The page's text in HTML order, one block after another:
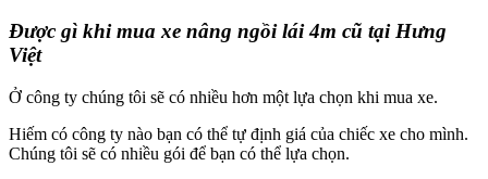
Được gì khi mua xe nâng ngồi lái 4m cũ tại Hưng
Việt
Ở công ty chúng tôi sẽ có nhiều hơn một lựa chọn khi mua xe.
Hiếm có công ty nào bạn có thể tự định giá của chiếc xe cho mình.
Chúng tôi sẽ có nhiều gói để bạn có thể lựa chọn.